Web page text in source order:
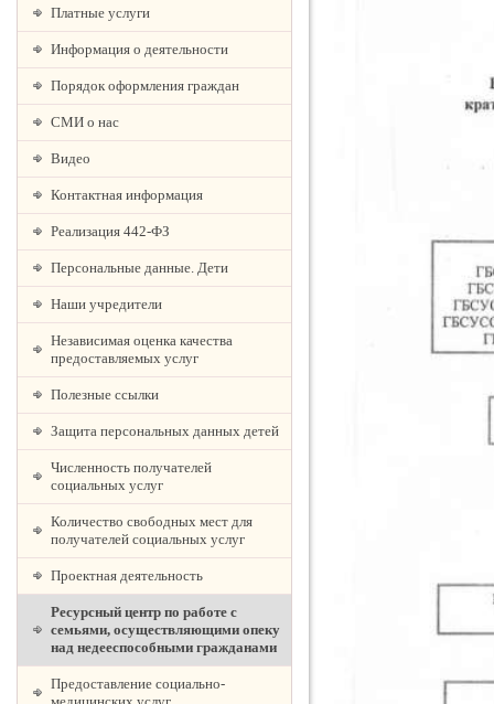
Платные услуги
Информация о деятельности
Порядок оформления граждан
СМИ о нас
Видео
Контактная информация
Реализация 442-ФЗ
Персональные данные. Дети
Наши учредители
Независимая оценка качества
предоставляемых услуг
Полезные ссылки
Защита персональных данных детей
Численность получателей
социальных услуг
Количество свободных мест для
получателей социальных услуг
Проектная деятельность
Ресурсный центр по работе с
семьями, осуществляющими опеку
над недееспособными гражданами
Предоставление социально-